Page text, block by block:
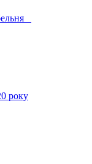
року